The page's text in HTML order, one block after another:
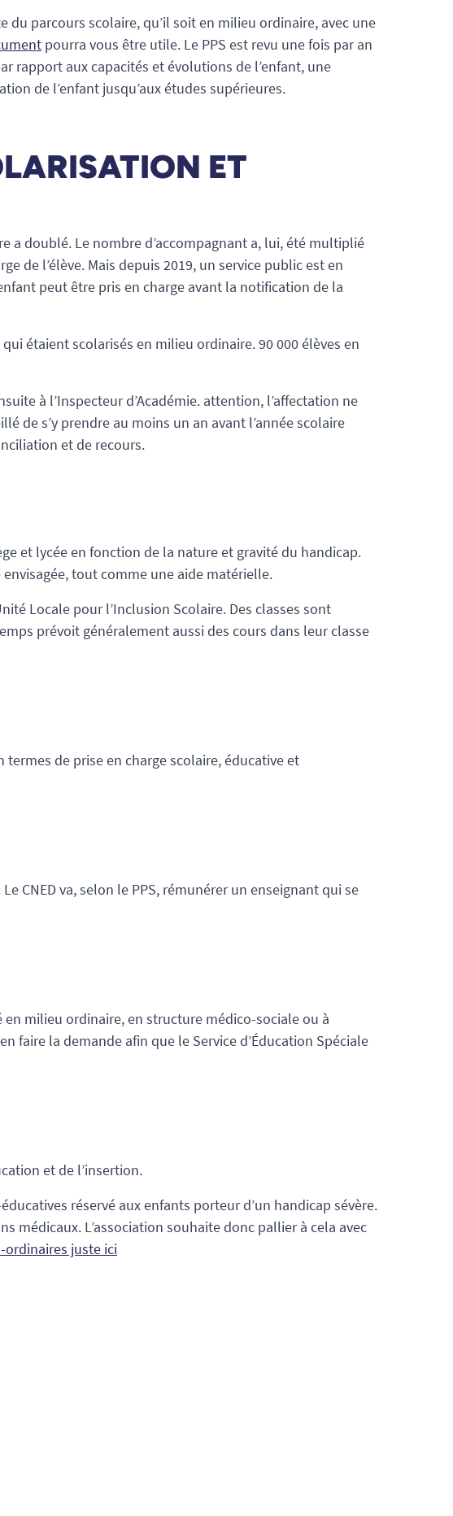
du parcours scolaire, qu’il soit en milieu ordinaire, avec une
pourra vous être utile. Le PPS est revu une fois par an
rapport aux capacités et évolutions de l’enfant, une
de l’enfant jusqu’aux études supérieures.
ET
a doublé. Le nombre d’accompagnant a, lui, été multiplié
de l’élève. Mais depuis 2019, un service public est en
peut être pris en charge avant la notification de la
étaient scolarisés en milieu ordinaire. 90 000 élèves en
à l’Inspecteur d’Académie. attention, l’affectation ne
de s’y prendre au moins un an avant l’année scolaire
et de recours.
et lycée en fonction de la nature et gravité du handicap.
tout comme une aide matérielle.
Locale pour l’Inclusion Scolaire. Des classes sont
prévoit généralement aussi des cours dans leur classe
de prise en charge scolaire, éducative et
CNED va, selon le PPS, rémunérer un enseignant qui se
milieu ordinaire, en structure médico-sociale ou à
faire la demande afin que le Service d’Éducation Spéciale
et de l’insertion.
réservé aux enfants porteur d’un handicap sévère.
médicaux. L’association souhaite donc pallier à cela avec
ordinaires juste ici